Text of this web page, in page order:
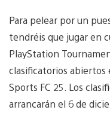
Para pelear por un
tendréis que jugar en
PlayStation
clasificatorios abiertos
Sports FC 25. Los
arrancarán el 6 de